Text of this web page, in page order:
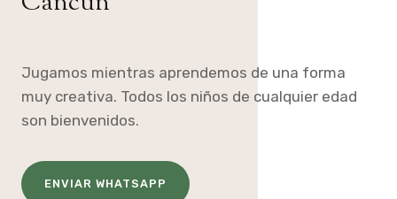
Jugamos mientras aprendemos de una forma
muy creativa. Todos los niños de cualquier edad
son bienvenidos.
ENVIAR WHATSAPP